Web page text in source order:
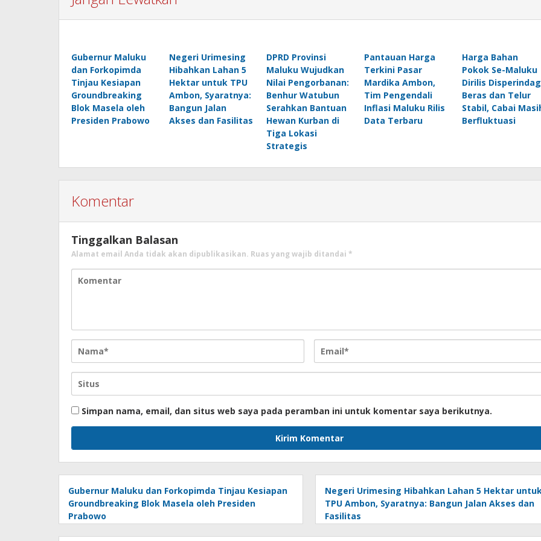
Gubernur Maluku
dan Forkopimda
Tinjau Kesiapan
Groundbreaking
Blok Masela oleh
Presiden Prabowo
Negeri Urimesing
Hibahkan Lahan 5
Hektar untuk TPU
Ambon, Syaratnya:
Bangun Jalan
Akses dan Fasilitas
DPRD Provinsi
Maluku Wujudkan
Nilai Pengorbanan:
Benhur Watubun
Serahkan Bantuan
Hewan Kurban di
Tiga Lokasi
Strategis
Pantauan Harga
Terkini Pasar
Mardika Ambon,
Tim Pengendali
Inflasi Maluku Rilis
Data Terbaru
Harga Bahan
Pokok Se-Maluku
Dirilis
Beras dan Telur
Stabil, Cabai
Berfluktuasi
Komentar
Tinggalkan Balasan
Alamat email Anda tidak akan dipublikasikan. Ruas yang wajib ditandai *
Simpan nama, email, dan situs web saya pada peramban ini untuk komentar saya berikutnya.
Gubernur Maluku dan Forkopimda Tinjau Kesiapan
Groundbreaking Blok Masela oleh Presiden
Prabowo
Negeri Urimesing Hibahkan Lahan 5 Hektar
TPU Ambon, Syaratnya: Bangun Jalan Akses dan
Fasilitas